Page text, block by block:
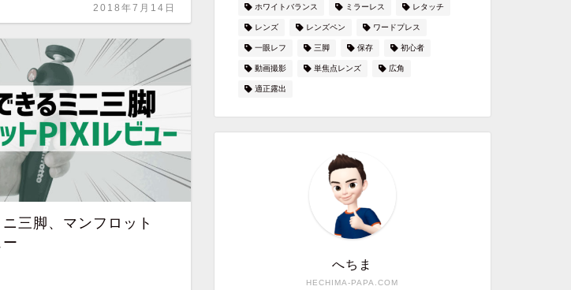
2018年7月14日
三脚、マンフロット
ホワイトバランス ミラーレス レタッチ
レンズ レンズペン ワードプレス
一眼レフ 三脚 保存 初心者
動画撮影 単焦点レンズ 広角
適正露出
HECHIMA-PAPA.COM
へちま